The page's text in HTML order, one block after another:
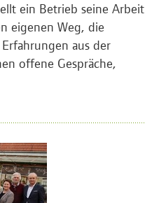
ein Betrieb seine Arbeit
eigenen Weg, die
aus der
offene Gespräche,